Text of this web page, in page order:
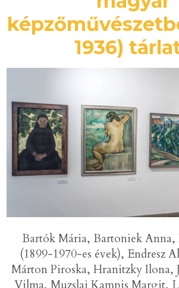
1936)
Bartók Mária, Bartoniek
(1899-1970-es évek), Endresz
Márton Piroska, Hranitzky Ilona,
Vilma, Muzslai Kampis Margit,